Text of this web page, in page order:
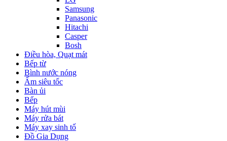
Samsung
Panasonic
Hitachi
Casper
Bosh
Điều hòa, Quạt mát
Bếp từ
Bình nước nóng
Ấm siêu tốc
Bàn ủi
Bếp
Máy hút mùi
Máy rửa bát
Máy xay sinh tố
Đồ Gia Dụng